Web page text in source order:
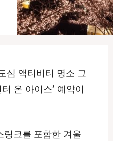
심 액티비티 명소 그
온 아이스’ 예약이
링크를 포함한 겨울